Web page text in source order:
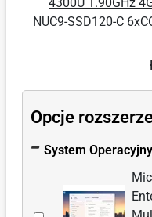
4300U 1.90GHz
NUC9-SSD120-C
Opcje
System Operacyjny